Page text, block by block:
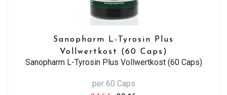
Sanopharm L-Tyrosin Plus
Vollwertkost (60 Caps)
Sanopharm L-Tyrosin Plus Vollwertkost (60 Caps)
per 60 Caps